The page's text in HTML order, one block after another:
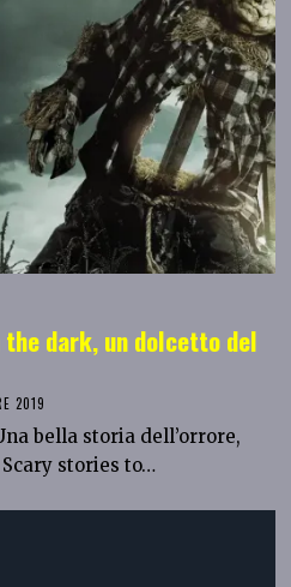
dark, un dolcetto del
2019
bella storia dell’orrore,
stories to…